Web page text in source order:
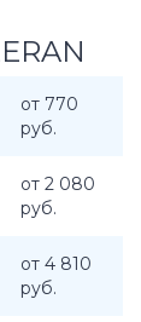
от 770
руб.
от 2 080
руб.
от 4 810
руб.